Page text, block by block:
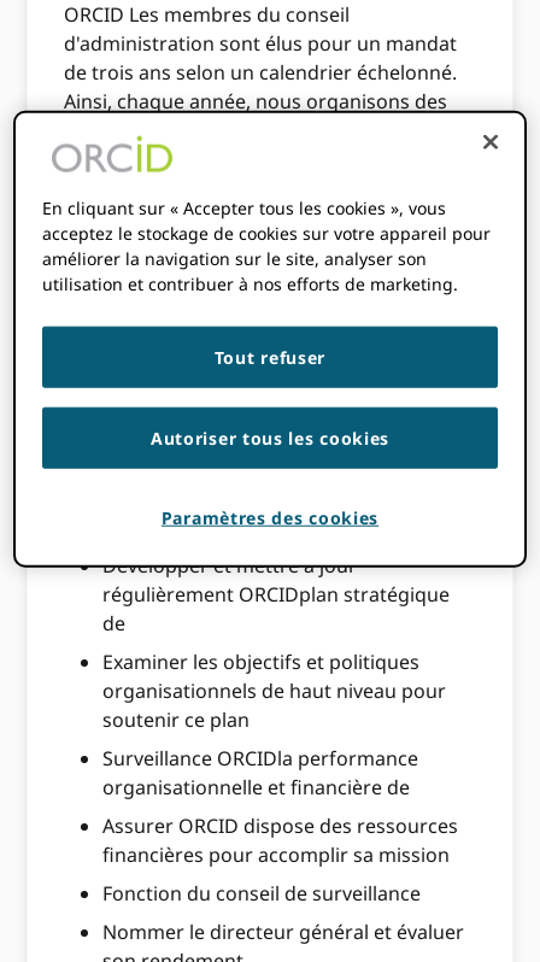
ORCID Les membres du conseil
d'administration sont élus pour un mandat
de trois ans selon un calendrier échelonné.
Ainsi, chaque année, nous organisons des
élections pour nommer de nouveaux
administrateurs. Deux sièges de chercheurs-
exercice, quelle que soit leur ORCID
affiliation des membres.Cette année, nous
cherchons à pourvoir un siège de
d’administration.
Responsabilités du conseil
ORCID Le conseil est responsable de :
Développer et mettre à jour
régulièrement ORCIDplan stratégique
de
Examiner les objectifs et politiques
organisationnels de haut niveau pour
soutenir ce plan
Surveillance ORCIDla performance
organisationnelle et financière de
Assurer ORCID dispose des ressources
financières pour accomplir sa mission
Fonction du conseil de surveillance
Nommer le directeur général et évaluer
En cliquant sur « Accepter tous les cookies », vous
acceptez le stockage de cookies sur votre appareil pour
améliorer la navigation sur le site, analyser son
utilisation et contribuer à nos efforts de marketing.
Tout refuser
Autoriser tous les cookies
Paramètres des cookies